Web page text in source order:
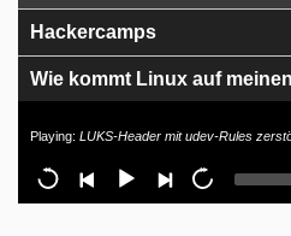
Hackercamps
Wie kommt Linux auf
Der Fernsprecher
Playing: LUKS-Header mit udev-Rules